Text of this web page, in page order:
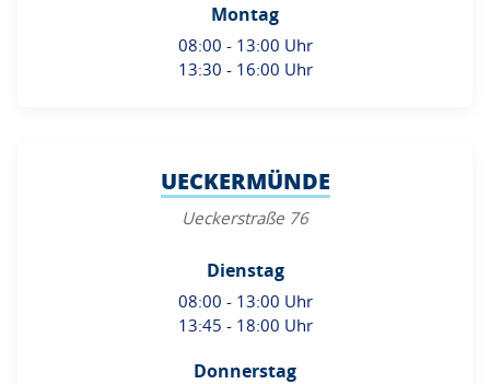
Montag
08:00 - 13:00 Uhr
13:30 - 16:00 Uhr
UECKERMÜNDE
Ueckerstraße 76
Dienstag
08:00 - 13:00 Uhr
13:45 - 18:00 Uhr
Donnerstag